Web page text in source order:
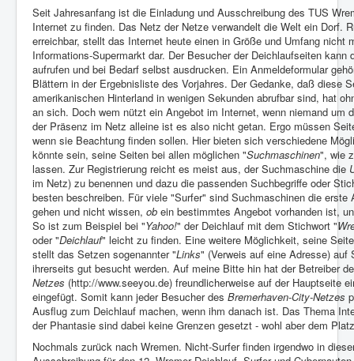
Seit Jahresanfang ist die Einladung und Ausschreibung des TUS
Internet zu finden. Das Netz der Netze verwandelt die Welt ein Dorf.
erreichbar, stellt das Internet heute einen in Größe und Umfang nicht
Informations-Supermarkt dar. Der Besucher der Deichlaufseiten kann
aufrufen und bei Bedarf selbst ausdrucken. Ein Anmeldeformular
Blättern in der Ergebnisliste des Vorjahres. Der Gedanke, daß diese
amerikanischen Hinterland in wenigen Sekunden abrufbar sind, hat
an sich. Doch wem nützt ein Angebot im Internet, wenn niemand um
der Präsenz im Netz alleine ist es also nicht getan. Ergo müssen
wenn sie Beachtung finden sollen. Hier bieten sich verschiedene
könnte sein, seine Seiten bei allen möglichen "Suchmaschinen", wie
lassen. Zur Registrierung reicht es meist aus, der Suchmaschine die
im Netz) zu benennen und dazu die passenden Suchbegriffe oder
besten beschreiben. Für viele "Surfer" sind Suchmaschinen die erste
gehen und nicht wissen, ob ein bestimmtes Angebot vorhanden ist,
So ist zum Beispiel bei "Yahoo!" der Deichlauf mit dem Stichwort "
oder "Deichlauf" leicht zu finden. Eine weitere Möglichkeit, seine
stellt das Setzen sogenannter "Links" (Verweis auf eine Adresse) auf
ihrerseits gut besucht werden. Auf meine Bitte hin hat der Betreiber
Netzes (http://www.seeyou.de) freundlicherweise auf der Hauptseite
eingefügt. Somit kann jeder Besucher des Bremerhaven-City-Netzes
Ausflug zum Deichlauf machen, wenn ihm danach ist. Das Thema
der Phantasie sind dabei keine Grenzen gesetzt - wohl aber dem
Nochmals zurück nach Wremen. Nicht-Surfer finden irgendwo in